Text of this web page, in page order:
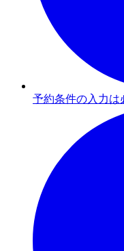
予約条件の入力は